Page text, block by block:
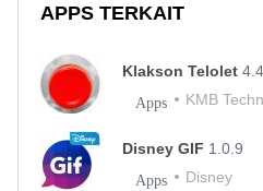
APPS TERKAIT
Klakson Telolet 4.4
Apps KMB
Disney GIF 1.0.9
Apps Disney